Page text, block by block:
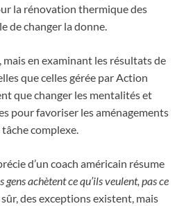
la rénovation thermique des
de changer la donne.
mais en examinant les résultats de
que celles gérée par Action
que changer les mentalités et
pour favoriser les aménagements
complexe.
d’un coach américain résume
gens achètent ce qu’ils veulent, pas ce
sûr, des exceptions existent, mais